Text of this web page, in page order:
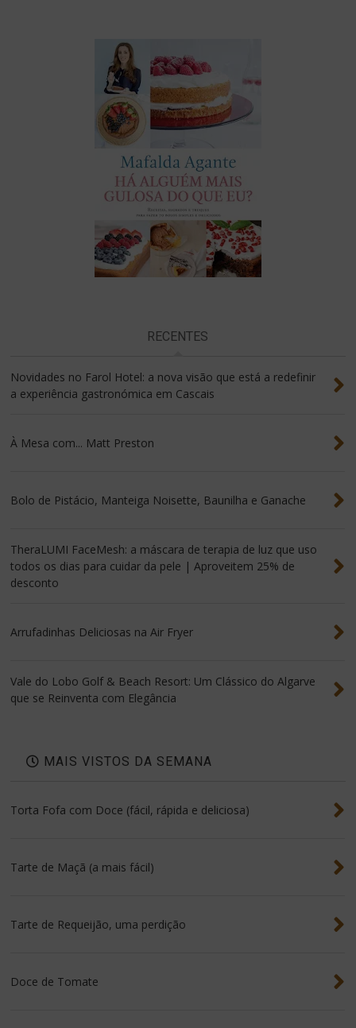
RECENTES
Novidades no Farol Hotel: a nova visão que está a redefinir
a experiência gastronómica em Cascais
À Mesa com... Matt Preston
Bolo de Pistácio, Manteiga Noisette, Baunilha e Ganache
TheraLUMI FaceMesh: a máscara de terapia de luz que uso
todos os dias para cuidar da pele | Aproveitem 25% de
desconto
Arrufadinhas Deliciosas na Air Fryer
Vale do Lobo Golf & Beach Resort: Um Clássico do Algarve
que se Reinventa com Elegância
MAIS VISTOS DA SEMANA
Torta Fofa com Doce (fácil, rápida e deliciosa)
Tarte de Maçã (a mais fácil)
Tarte de Requeijão, uma perdição
Doce de Tomate